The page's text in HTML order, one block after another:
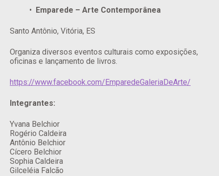
Emparede – Arte Contemporânea
Santo Antônio, Vitória, ES
Organiza diversos eventos culturais como exposições,
oficinas e lançamento de livros.
https://www.facebook.com/EmparedeGaleriaDeArte/
Integrantes:
Yvana Belchior
Rogério Caldeira
Antônio Belchior
Cícero Belchior
Sophia Caldeira
Gilceléia Falcão